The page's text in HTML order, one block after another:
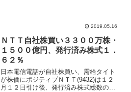
2019.05.16
ＮＴＴ自社株買い３３００万株・
１５００億円、発行済み株式１．
６２％
日本電信電話が自社株買い、需給タイト
が株価にポジティブＮＴＴ(9432)は１２
月１２日引け後、発行済み株式総数の